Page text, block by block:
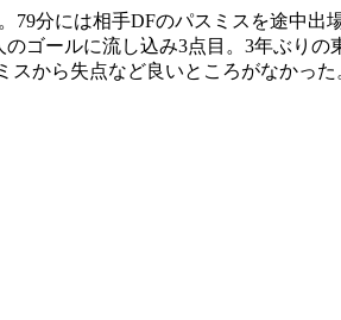
分には相手DFのパスミスを途中
ゴールに流し込み3点目。3年ぶり
から失点など良いところがなかった